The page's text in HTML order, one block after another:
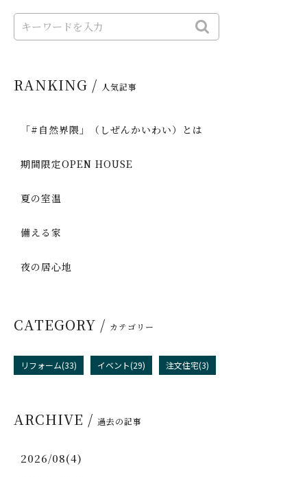
RANKING / 人気記事
「#自然界隈」（しぜんかいわい）とは
期間限定OPEN HOUSE
夏の室温
備える家
夜の居心地
CATEGORY / カテゴリー
リフォーム(33) イベント(29) 注文住宅(3)
ARCHIVE / 過去の記事
2026/08(4)